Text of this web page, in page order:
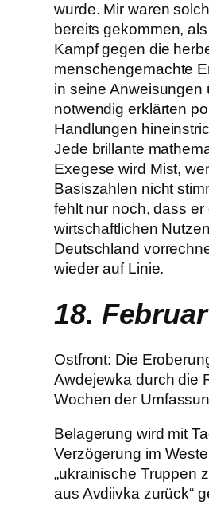
wurde. Mir waren
bereits gekommen,
Kampf gegen die
menschengemachte
in seine Anweisungen
notwendig erklärten
Handlungen
Jede brillante
Exegese wird Mist,
Basiszahlen nicht
fehlt nur noch, dass er
wirtschaftlichen
Deutschland
wieder auf Linie.
18.
Ostfront: Die
Awdejewka durch die
Wochen der
Belagerung wird mit
Verzögerung im
„ukrainische Truppen
aus Avdiivka zurück“